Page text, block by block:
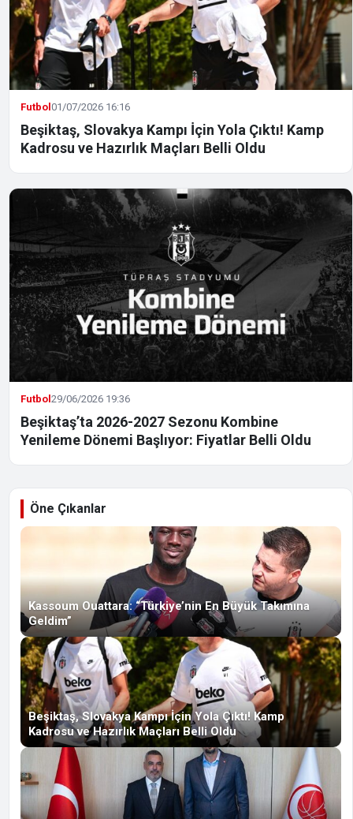
Futbol01/07/2026 16:16
Beşiktaş, Slovakya Kampı İçin Yola Çıktı! Kamp
Kadrosu ve Hazırlık Maçları Belli Oldu
Futbol29/06/2026 19:36
Beşiktaş’ta 2026-2027 Sezonu Kombine
Yenileme Dönemi Başlıyor: Fiyatlar Belli Oldu
Öne Çıkanlar
Kassoum Ouattara: “Türkiye’nin En Büyük Takımına
Geldim”
Beşiktaş, Slovakya Kampı İçin Yola Çıktı! Kamp
Kadrosu ve Hazırlık Maçları Belli Oldu